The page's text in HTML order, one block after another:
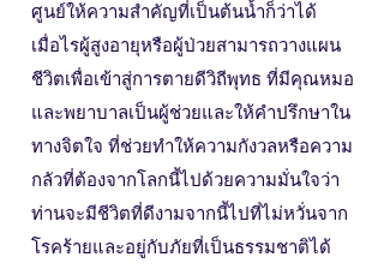
ศูนย์ให้ความสำคัญที่เป็นต้นน้ำก็ว่าได้
เมื่อไรผู้สูงอายุหรือผู้ป่วยสามารถวางแผน
ชีวิตเพื่อเข้าสู่การตายดีวิถีพุทธ ที่มีคุณหมอ
และพยาบาลเป็นผู้ช่วยและให้คำปรึกษาใน
ทางจิตใจ ที่ช่วยทำให้ความกังวลหรือความ
กลัวที่ต้องจากโลกนี้ไปด้วยความมั่นใจว่า
ท่านจะมีชีวิตที่ดีงามจากนี้ไปที่ไม่หวั่นจาก
โรคร้ายและอยู่กับภัยที่เป็นธรรมชาติได้